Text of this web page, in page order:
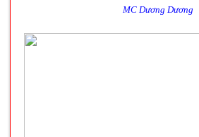
MC Dương Dương